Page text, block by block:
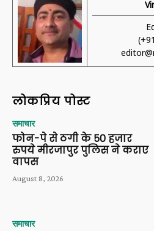
लोकप्रिय पोस्ट
समाचार
फोन-पे से ठगी के 50 हजार
रुपये मीरजापुर पुलिस ने कराए
वापस
August 8, 2026
समाचार